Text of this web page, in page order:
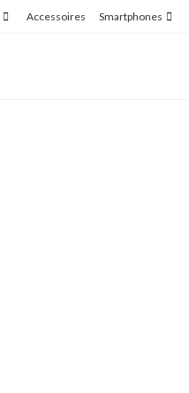
Accessoires Smartphones